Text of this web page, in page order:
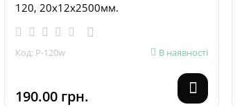
120, 20х12х2500мм.
Код: P-120w В наявності
190.00 грн.